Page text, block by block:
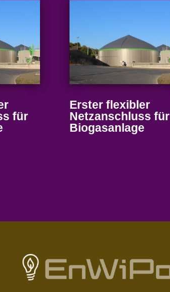
für
Erster flexibler
Netz­an­schluss für
Biogasanlage